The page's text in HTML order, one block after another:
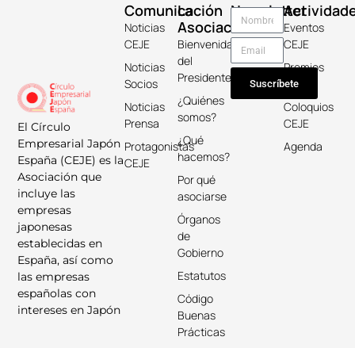
El Círculo
Empresarial Japón
España (CEJE) es la
Asociación que
incluye las
empresas
japonesas
establecidas en
España, así como
las empresas
españolas con
intereses en Japón
La
Asociación
Bienvenida
del
Presidente
¿Quiénes
somos?
¿Qué
hacemos?
Por qué
asociarse
Órganos
de
Gobierno
Estatutos
Código
Buenas
Prácticas
Comunicación
Noticias
CEJE
Noticias
Socios
Noticias
Prensa
Protagonistas
CEJE
Eventos
CEJE
Premios
Keicho
Coloquios
CEJE
Agenda
Newsletter
Suscríbete